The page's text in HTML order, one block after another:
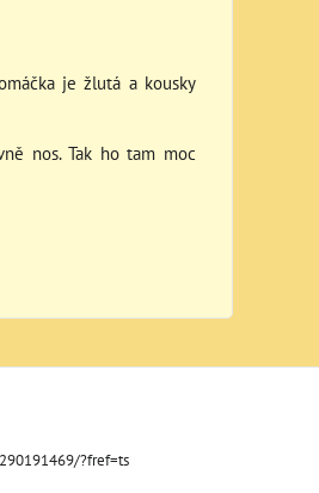
je žlutá a kousky
nos. Tak ho tam moc
?fref=ts